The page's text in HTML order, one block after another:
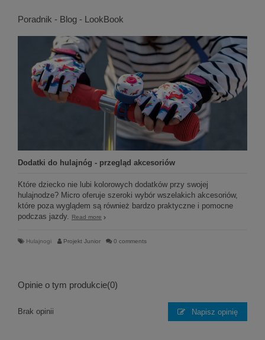
Poradnik - Blog - LookBook
Dodatki do hulajnóg - przegląd akcesoriów
Które dziecko nie lubi kolorowych dodatków przy swojej
hulajnodze? Micro oferuje szeroki wybór wszelakich akcesoriów,
które poza wyglądem są również bardzo praktyczne i pomocne
podczas jazdy.
Read more
Hulajnogi Projekt Junior 0 comments
Opinie o tym produkcie(0)
Brak opinii Napisz opinię